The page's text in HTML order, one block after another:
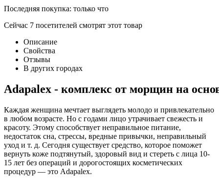
Последняя покупка: только что
Сейчас 7 посетителей смотрят этот товар
Описание
Свойства
Отзывы
В других городах
Adapalex - комплекс от морщин на
Каждая женщина мечтает выглядеть молодо и привлекательно
в любом возрасте. Но с годами лицо утрачивает свежесть и
красоту. Этому способствует неправильное питание,
недостаток сна, стрессы, вредные привычки, неправильный
уход и т. д. Сегодня существует средство, которое поможет
вернуть коже подтянутый, здоровый вид и стереть с лица 10-
15 лет без операций и дорогостоящих косметических
процедур — это Adapalex.